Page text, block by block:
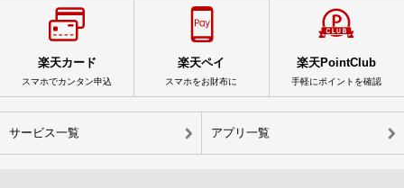
楽天カード
スマホでカンタン申込
楽天ペイ
スマホをお財布に
楽天PointClub
手軽にポイントを確認
サービス一覧 アプリ一覧